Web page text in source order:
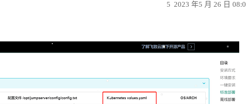
2023 年5 月 26 日
5